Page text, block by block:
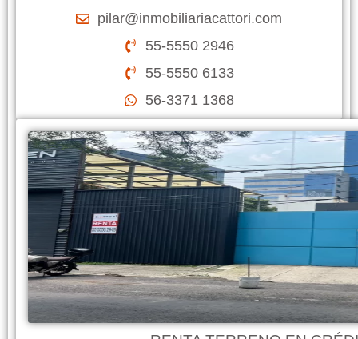
pilar@inmobiliariacattori.com
55-5550 2946
55-5550 6133
56-3371 1368